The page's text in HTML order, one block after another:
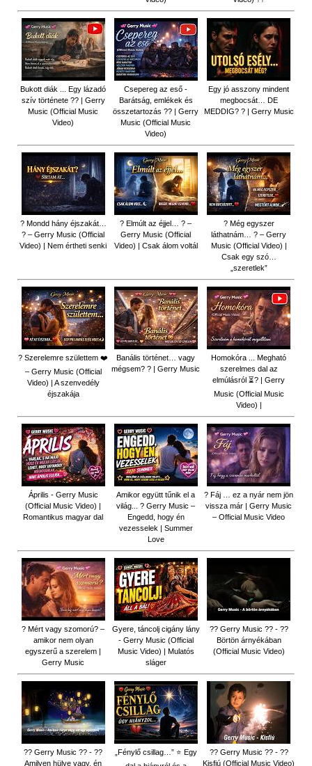
Bukott diák ... Egy lázadó
szív története ?? | Gerry
Music (Official Music
Video)
Csepereg az eső -
Barátság, emlékek és
összetartozás ?️? | Gerry
Music (Official Music
Video)
Egy jó asszony mindent
megbocsát… DE
MEDDIG? ? | Gerry Music
? Mondd hány éjszakát…
? – Gerry Music (Official
Video) | Nem értheti senki
? Elmúlt az éjjel… ? –
Gerry Music (Official
Video) | Csak álom voltál
? Még egyszer
láthatnám… ? – Gerry
Music (Official Video) |
Csak egy szó…
„szeretlek”
? Szerelemre születtem ❤️
– Gerry Music (Official
Video) | A szenvedély
éjszakája
Banális történet… vagy
mégsem? ? | Gerry Music
Homokóra ... Megható
szerelmes dal az
elmúlásról ⏳? | Gerry
Music (Official Music
Video) |
Április - Gerry Music
(Official Music Video) |
Romantikus magyar dal
Amikor együtt tűnik el a
világ... ? Gerry Music –
Engedd, hogy én
vezesselek | Summer
Love
? Fáj … ez a nyár nem jön
vissza már | Gerry Music
– Official Music Video
? Mért vagy szomorú? –
amikor nem olyan
egyszerű a szerelem |
Gerry Music
Gyere, táncolj cigány lány
- Gerry Music (Official
Music Video) | Mulatós
sláger
?? Gerry Music ?? - ??
Börtön árnyékában
(Official Music Video)
?? Gerry Music ?? - ??
Amilyen hülye vagy, én
„Fénylő csillag…” ⭐ Egy
?? Gerry Music ?? - ??
Kisfiú (Official Music Video)